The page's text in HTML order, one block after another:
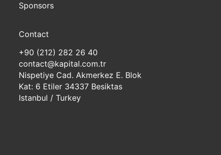
Sponsors
Contact
+90 (212) 282 26 40
contact@kapital.com.tr
Nispetiye Cad. Akmerkez E. Blok
Kat: 6 Etiler 34337 Besiktas
Istanbul / Turkey